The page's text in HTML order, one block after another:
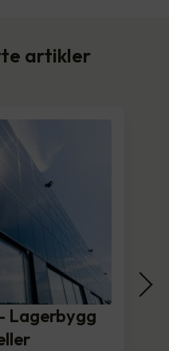
artikler
Lagerbygg